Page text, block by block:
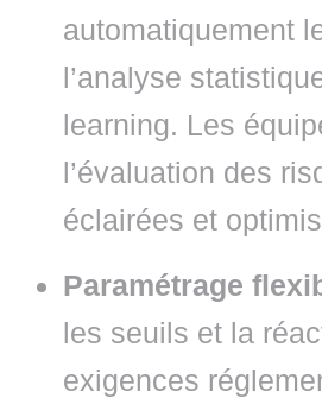
automatiquement
l’analyse
learning. Les
l’évaluation des
éclairées et
Paramétrage
les seuils et la
exigences